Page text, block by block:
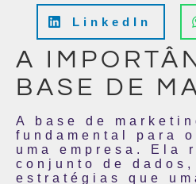
LinkedIn
A
BASE DE
A base de
fundamental para
uma empresa. Ela
conjunto de
estratégias que